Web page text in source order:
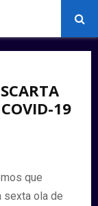
19
que
sexta ola de